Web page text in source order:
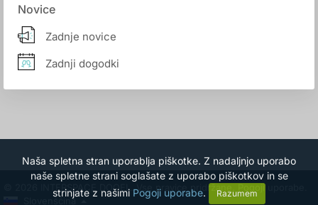
Novice
Zadnje novice
Zadnji dogodki
Naša spletna stran uporablja piškotke. Z nadaljnjo uporabo
naše spletne strani soglašate z uporabo piškotkov in se
strinjate z našimi Pogoji uporabe. Razumem
© 2026 INTERSPACE DOOEL. Vse pravice pridržane.
Pogoji uporabe.
Slovenščina